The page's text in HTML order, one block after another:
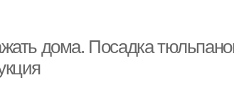
дома. Посадка